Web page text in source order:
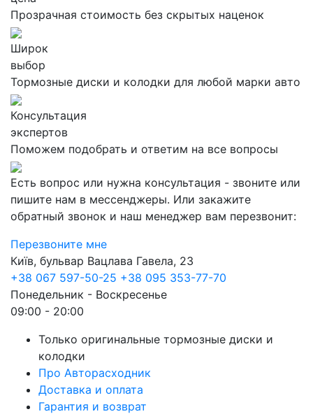
Прозрачная стоимость без скрытых наценок
Широк
выбор
Тормозные диски и колодки для любой марки авто
Консультация
экспертов
Поможем подобрать и ответим на все вопросы
Есть вопрос или нужна консультация - звоните или
пишите нам в мессенджеры. Или закажите
обратный звонок и наш менеджер вам перезвонит:
Перезвоните мне
Київ, бульвар Вацлава Гавела, 23
+38 067 597-50-25 +38 095 353-77-70
Понедельник - Воскресенье
09:00 - 20:00
Только оригинальные тормозные диски и
колодки
Про Авторасходник
Доставка и оплата
Гарантия и возврат